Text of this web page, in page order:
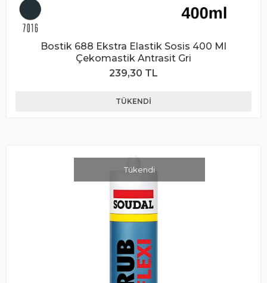
Bostik 688 Ekstra Elastik Sosis 400 Ml
Çekomastik Antrasit Gri
239,30 TL
TÜKENDI
Tükendi